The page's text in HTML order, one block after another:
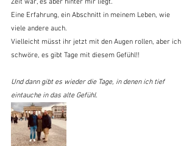
Eine Erfahrung, ein Abschnitt in meinem Leben, wie
viele andere auch.
Vielleicht müsst ihr jetzt mit den Augen rollen, aber ich
schwöre, es gibt Tage mit diesem Gefühl!!
Und dann gibt es wieder die Tage, in denen ich tief
eintauche in das alte Gefühl.